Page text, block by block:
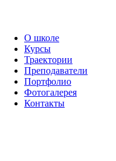
О школе
Курсы
Траектории
Преподаватели
Портфолио
Фотогалерея
Контакты